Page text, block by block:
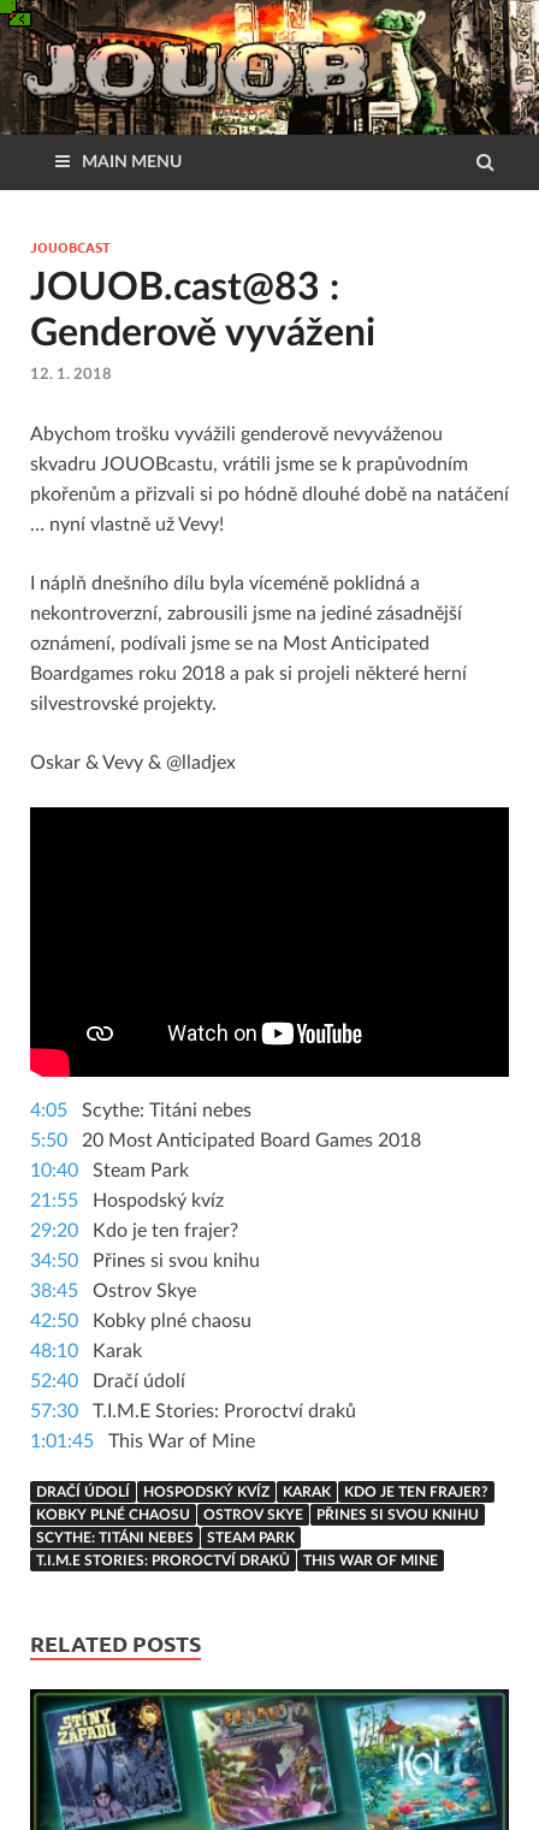
MAIN MENU
JOUOBCAST
JOUOB.cast@83 :
Genderově vyváženi
12. 1. 2018
Abychom trošku vyvážili genderově nevyváženou
skvadru JOUOBcastu, vrátili jsme se k prapůvodním
pkořenům a přizvali si po hódně dlouhé době na natáčení
… nyní vlastně už Vevy!
I náplň dnešního dílu byla víceméně poklidná a
nekontroverzní, zabrousili jsme na jediné zásadnější
oznámení, podívali jsme se na Most Anticipated
Boardgames roku 2018 a pak si projeli některé herní
silvestrovské projekty.
Oskar & Vevy & @lladjex
4:05 Scythe: Titáni nebes
5:50 20 Most Anticipated Board Games 2018
10:40 Steam Park
21:55 Hospodský kvíz
29:20 Kdo je ten frajer?
34:50 Přines si svou knihu
38:45 Ostrov Skye
42:50 Kobky plné chaosu
48:10 Karak
52:40 Dračí údolí
57:30 T.I.M.E Stories: Proroctví draků
1:01:45 This War of Mine
DRAČÍ ÚDOLÍ HOSPODSKÝ KVÍZ KARAK
KDO JE TEN FRAJER?
KOBKY PLNÉ CHAOSU
OSTROV SKYE
PŘINES SI SVOU KNIHU
SCYTHE: TITÁNI NEBES
STEAM PARK
T.I.M.E STORIES: PROROCTVÍ DRAKŮ
THIS WAR OF MINE
RELATED POSTS